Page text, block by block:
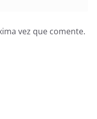
vez que comente.